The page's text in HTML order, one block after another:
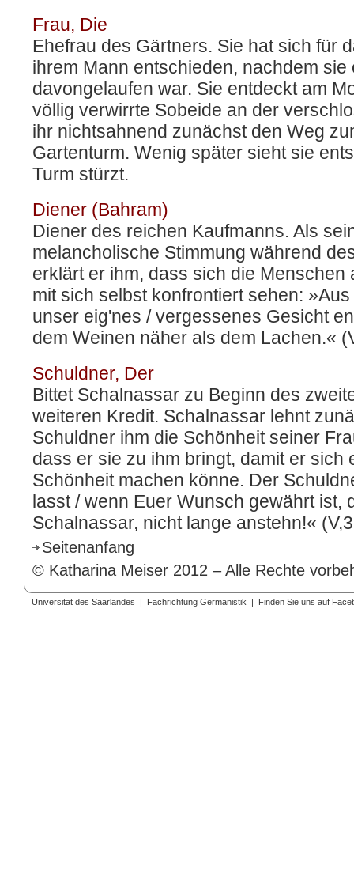
Frau, Die
Ehefrau des Gärtners. Sie hat sich für
ihrem Mann entschieden, nachdem
davongelaufen war. Sie entdeckt am
völlig verwirrte Sobeide an der
ihr nichtsahnend zunächst den Weg
Gartenturm. Wenig später sieht sie
Turm stürzt.
Diener (Bahram)
Diener des reichen Kaufmanns. Als
melancholische Stimmung während
erklärt er ihm, dass sich die
mit sich selbst konfrontiert sehen:
unser eig'nes / vergessenes Gesicht
dem Weinen näher als dem Lachen.«
Schuldner, Der
Bittet Schalnassar zu Beginn des
weiteren Kredit. Schalnassar lehnt
Schuldner ihm die Schönheit seiner
dass er sie zu ihm bringt, damit er sich
Schönheit machen könne. Der
lasst / wenn Euer Wunsch gewährt ist,
Schalnassar, nicht lange anstehn!«
Seitenanfang
© Katharina Meiser 2012 – Alle Rechte
Universität des Saarlandes | Fachrichtung Germanistik | Finden Sie uns auf